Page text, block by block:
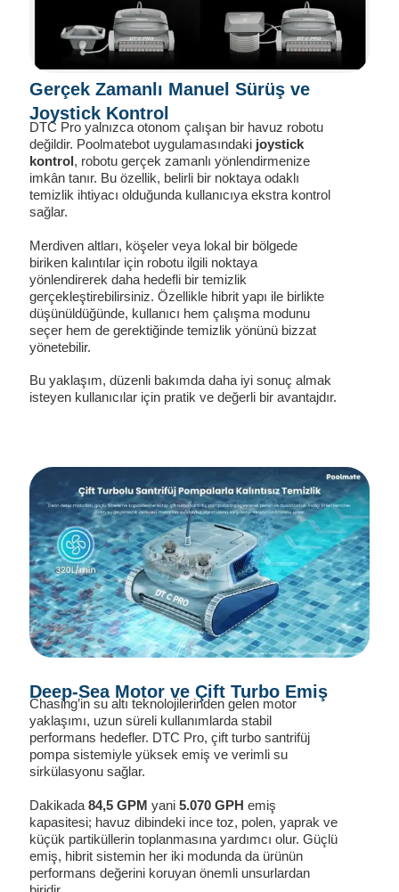
Gerçek Zamanlı Manuel Sürüş ve
Joystick Kontrol
DTC Pro yalnızca otonom çalışan bir havuz robotu
değildir. Poolmatebot uygulamasındaki joystick
kontrol, robotu gerçek zamanlı yönlendirmenize
imkân tanır. Bu özellik, belirli bir noktaya odaklı
temizlik ihtiyacı olduğunda kullanıcıya ekstra kontrol
sağlar.
Merdiven altları, köşeler veya lokal bir bölgede
biriken kalıntılar için robotu ilgili noktaya
yönlendirerek daha hedefli bir temizlik
gerçekleştirebilirsiniz. Özellikle hibrit yapı ile birlikte
düşünüldüğünde, kullanıcı hem çalışma modunu
seçer hem de gerektiğinde temizlik yönünü bizzat
yönetebilir.
Bu yaklaşım, düzenli bakımda daha iyi sonuç almak
isteyen kullanıcılar için pratik ve değerli bir avantajdır.
Deep-Sea Motor ve Çift Turbo Emiş
Chasing’in su altı teknolojilerinden gelen motor
yaklaşımı, uzun süreli kullanımlarda stabil
performans hedefler. DTC Pro, çift turbo santrifüj
pompa sistemiyle yüksek emiş ve verimli su
sirkülasyonu sağlar.
Dakikada 84,5 GPM yani 5.070 GPH emiş
kapasitesi; havuz dibindeki ince toz, polen, yaprak ve
küçük partiküllerin toplanmasına yardımcı olur. Güçlü
emiş, hibrit sistemin her iki modunda da ürünün
performans değerini koruyan önemli unsurlardan